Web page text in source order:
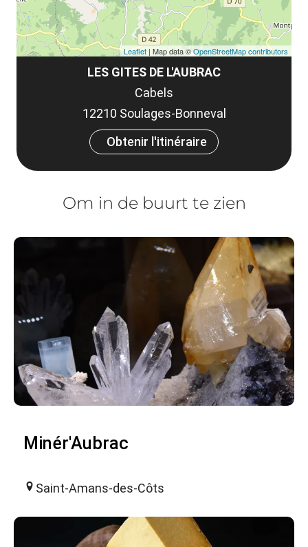
LES GITES DE L'AUBRAC
Cabels
12210 Soulages-Bonneval
Obtenir l'itinéraire
Leaflet | Map data ©OpenStreetMap contributors
Om in de buurt te zien
Minér'Aubrac
Saint-Amans-des-Côts